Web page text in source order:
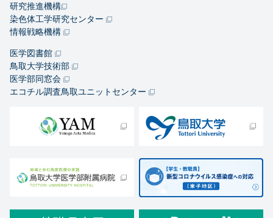
研究推進機構
染色体工学研究センター
情報戦略機構
医学図書館
鳥取大学技術部
医学部同窓会
エコチル調査鳥取ユニットセンター